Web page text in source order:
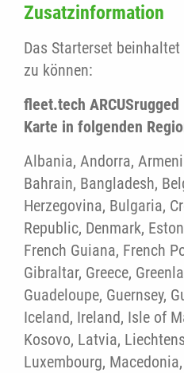
Zusatzinformation
Das Starterset
zu können:
fleet.tech
Karte in folgenden
Albania, Andorra,
Bahrain, Bangladesh,
Herzegovina, Bulgaria,
Republic, Denmark,
French Guiana, French
Gibraltar, Greece,
Guadeloupe, Guernsey,
Iceland, Ireland, Isle of
Kosovo, Latvia,
Luxembourg,